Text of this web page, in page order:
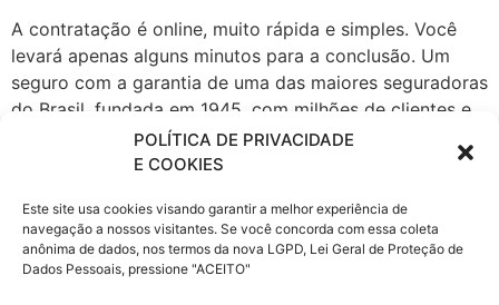
POLÍTICA DE PRIVACIDADE
E COOKIES
Este site usa cookies visando garantir a melhor experiência de
navegação a nossos visitantes. Se você concorda com essa coleta
anônima de dados, nos termos da nova LGPD, Lei Geral de Proteção de
Dados Pessoais, pressione "ACEITO"
A contratação é online, muito rápida e simples. Você
levará apenas alguns minutos para a conclusão. Um
seguro com a garantia de uma das maiores seguradoras
do Brasil, fundada em 1945, com milhões de clientes e
com escritórios nas principais cidades do país.
A Porto Seguro atua em todos os ramos de Seguros,
Empresarial, fiança locatícia, Patrimonial, Vida e
Transportes, Previdência, Consórcio de Imóveis e
Automóveis, Administração de Investimentos,